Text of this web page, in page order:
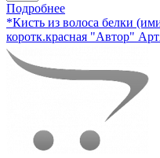
Подробнее
*Кисть из волоса белки
коротк.красная "Автор"